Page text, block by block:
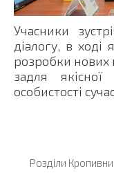
Учасники
діалогу, в ході
розробки нових
задля
особистості
Розділи